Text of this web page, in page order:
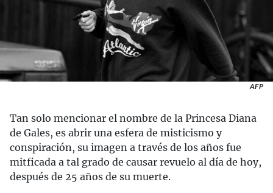
AFP
Tan solo mencionar el nombre de la Princesa Diana
de Gales, es abrir una esfera de misticismo y
conspiración, su imagen a través de los años fue
mitficada a tal grado de causar revuelo al día de hoy,
después de 25 años de su muerte.